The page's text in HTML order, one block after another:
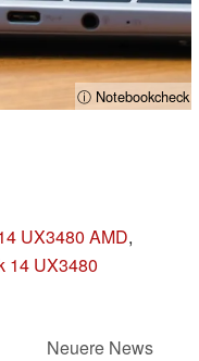
ⓘ Notebookcheck
UX3480 AMD,
14 UX3480
Neuere News